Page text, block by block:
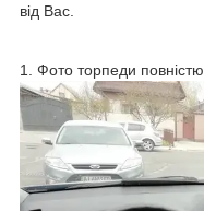
від Вас.
1. Фото торпеди повністю